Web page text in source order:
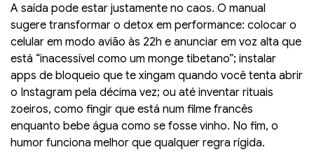
A saída pode estar justamente no caos. O manual
sugere transformar o detox em performance: colocar o
celular em modo avião às 22h e anunciar em voz alta que
está “inacessível como um monge tibetano”; instalar
apps de bloqueio que te xingam quando você tenta abrir
o Instagram pela décima vez; ou até inventar rituais
zoeiros, como fingir que está num filme francês
enquanto bebe água como se fosse vinho. No fim, o
humor funciona melhor que qualquer regra rígida.